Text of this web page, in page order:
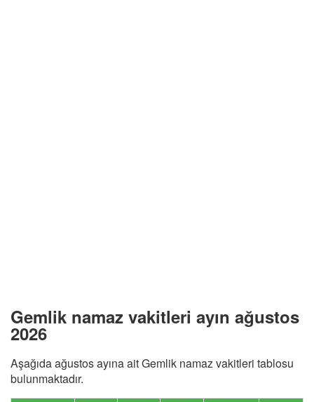
Gemlik namaz vakitleri ayın ağustos
2026
Aşağıda ağustos ayına ait Gemlik namaz vakitleri tablosu
bulunmaktadır.